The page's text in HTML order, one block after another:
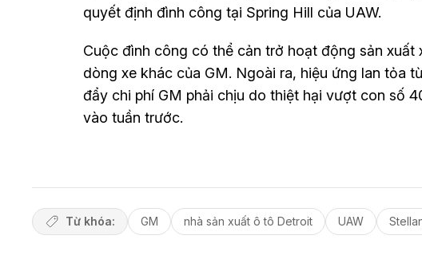
quyết định đình công tại Spring Hill của UAW.
Cuộc đình công có thể cản trở hoạt động sản
dòng xe khác của GM. Ngoài ra, hiệu ứng lan tỏa
đẩy chi phí GM phải chịu do thiệt hại vượt con số
vào tuần trước.
Từ khóa: GM nhà sản xuất ô tô Detroit UAW